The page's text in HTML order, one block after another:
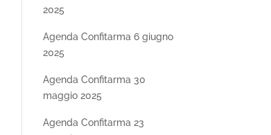
2025
Agenda Confitarma 6 giugno
2025
Agenda Confitarma 30
maggio 2025
Agenda Confitarma 23